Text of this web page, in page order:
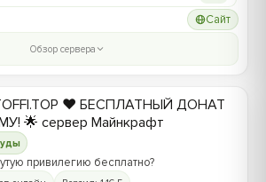
Сайт
Обзор сервера
❤️ БЕСПЛАТНЫЙ ДОНАТ
🌟 сервер Майнкрафт
привилегию бесплатно?